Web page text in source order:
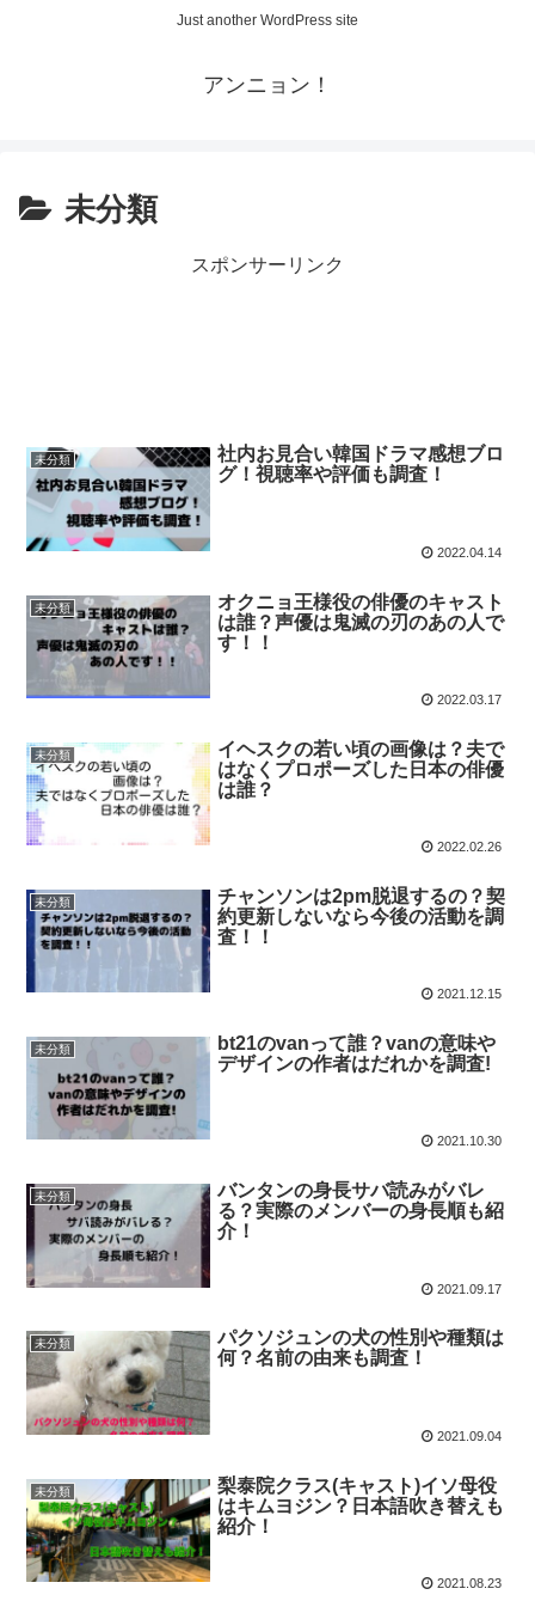
Just another WordPress site
アンニョン！
未分類
スポンサーリンク
未分類
社内お見合い韓国ドラマ感想ブロ
グ！視聴率や評価も調査！
2022.04.14
未分類
オクニョ王様役の俳優のキャスト
は誰？声優は鬼滅の刃のあの人で
す！！
2022.03.17
未分類
イヘスクの若い頃の画像は？夫で
はなくプロポーズした日本の俳優
は誰？
2022.02.26
未分類
チャンソンは2pm脱退するの？契
約更新しないなら今後の活動を調
査！！
2021.12.15
未分類
bt21のvanって誰？vanの意味や
デザインの作者はだれかを調査!
2021.10.30
未分類
バンタンの身長サバ読みがバレ
る？実際のメンバーの身長順も紹
介！
2021.09.17
未分類
パクソジュンの犬の性別や種類は
何？名前の由来も調査！
2021.09.04
未分類
梨泰院クラス(キャスト)イソ母役
はキムヨジン？日本語吹き替えも
紹介！
2021.08.23